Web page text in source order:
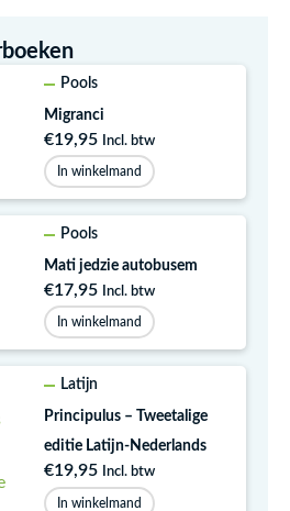
Pools
Migranci
€19,95 Incl. btw
In winkelmand
Pools
Mati jedzie autobusem
€17,95 Incl. btw
In winkelmand
Latijn
Principulus – Tweetalige
editie Latijn-Nederlands
€19,95 Incl. btw
In winkelmand